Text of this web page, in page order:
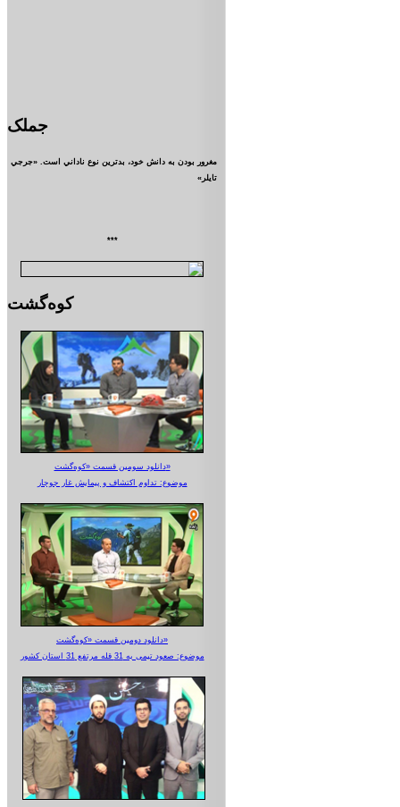
جملک
مغرور بودن به دانش خود، بدترين نوع ناداني است. «جرجي
تايلر»
***
کوه‌گشت
دانلود سومین قسمت «کوه‌گشت»
موضوع: تداوم اکتشاف و پیمایش غار جوجار
دانلود دومین قسمت «کوه‌گشت»
موضوع: صعود تیمی به 31 قله مرتفع 31 استان کشور